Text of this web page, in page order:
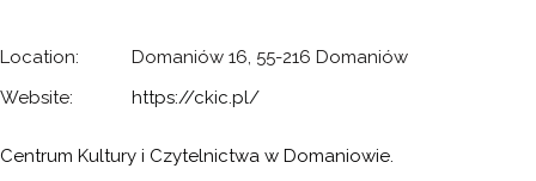
Location:
Domaniów 16, 55-216 Domaniów
Website:
https://ckic.pl/
Centrum Kultury i Czytelnictwa w Domaniowie.